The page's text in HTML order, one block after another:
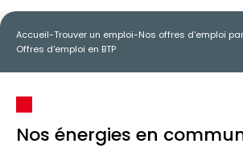
Accueil-Trouver un emploi-Nos offres d'emploi
Offres d'emploi en BTP
Nos énergies en